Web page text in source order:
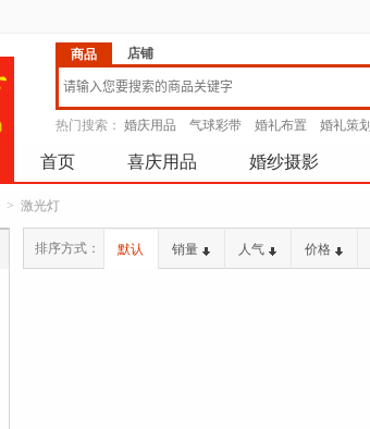
商品 店铺
热门搜索： 婚庆用品 气球彩带 婚礼布置 婚礼策划
首页 喜庆用品 婚纱摄影
> 激光灯
排序方式： 默认 销量 人气 价格